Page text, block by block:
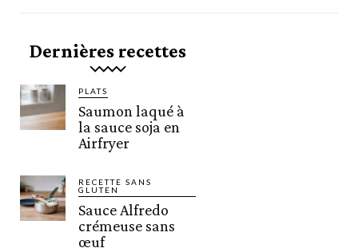
Dernières recettes
PLATS
Saumon laqué à
la sauce soja en
Airfryer
RECETTE SANS
GLUTEN
Sauce Alfredo
crémeuse sans
œuf